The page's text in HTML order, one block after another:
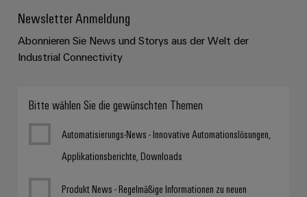
Newsletter Anmeldung
Abonnieren Sie News und Storys aus der Welt der
Industrial Connectivity
Bitte wählen Sie die gewünschten Themen
Automatisierungs-News - Innovative Automationslösungen,
Applikationsberichte, Downloads
Produkt News - Regelmäßige Informationen zu neuen